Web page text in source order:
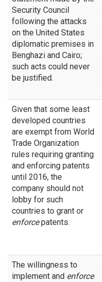
Security Council
following the attacks
on the United States
diplomatic premises in
Benghazi and Cairo;
such acts could never
be justified.
Given that some least
developed countries
are exempt from World
Trade Organization
rules requiring granting
and enforcing patents
until 2016, the
company should not
lobby for such
countries to grant or
enforcepatents.
The willingness to
implement and enforce